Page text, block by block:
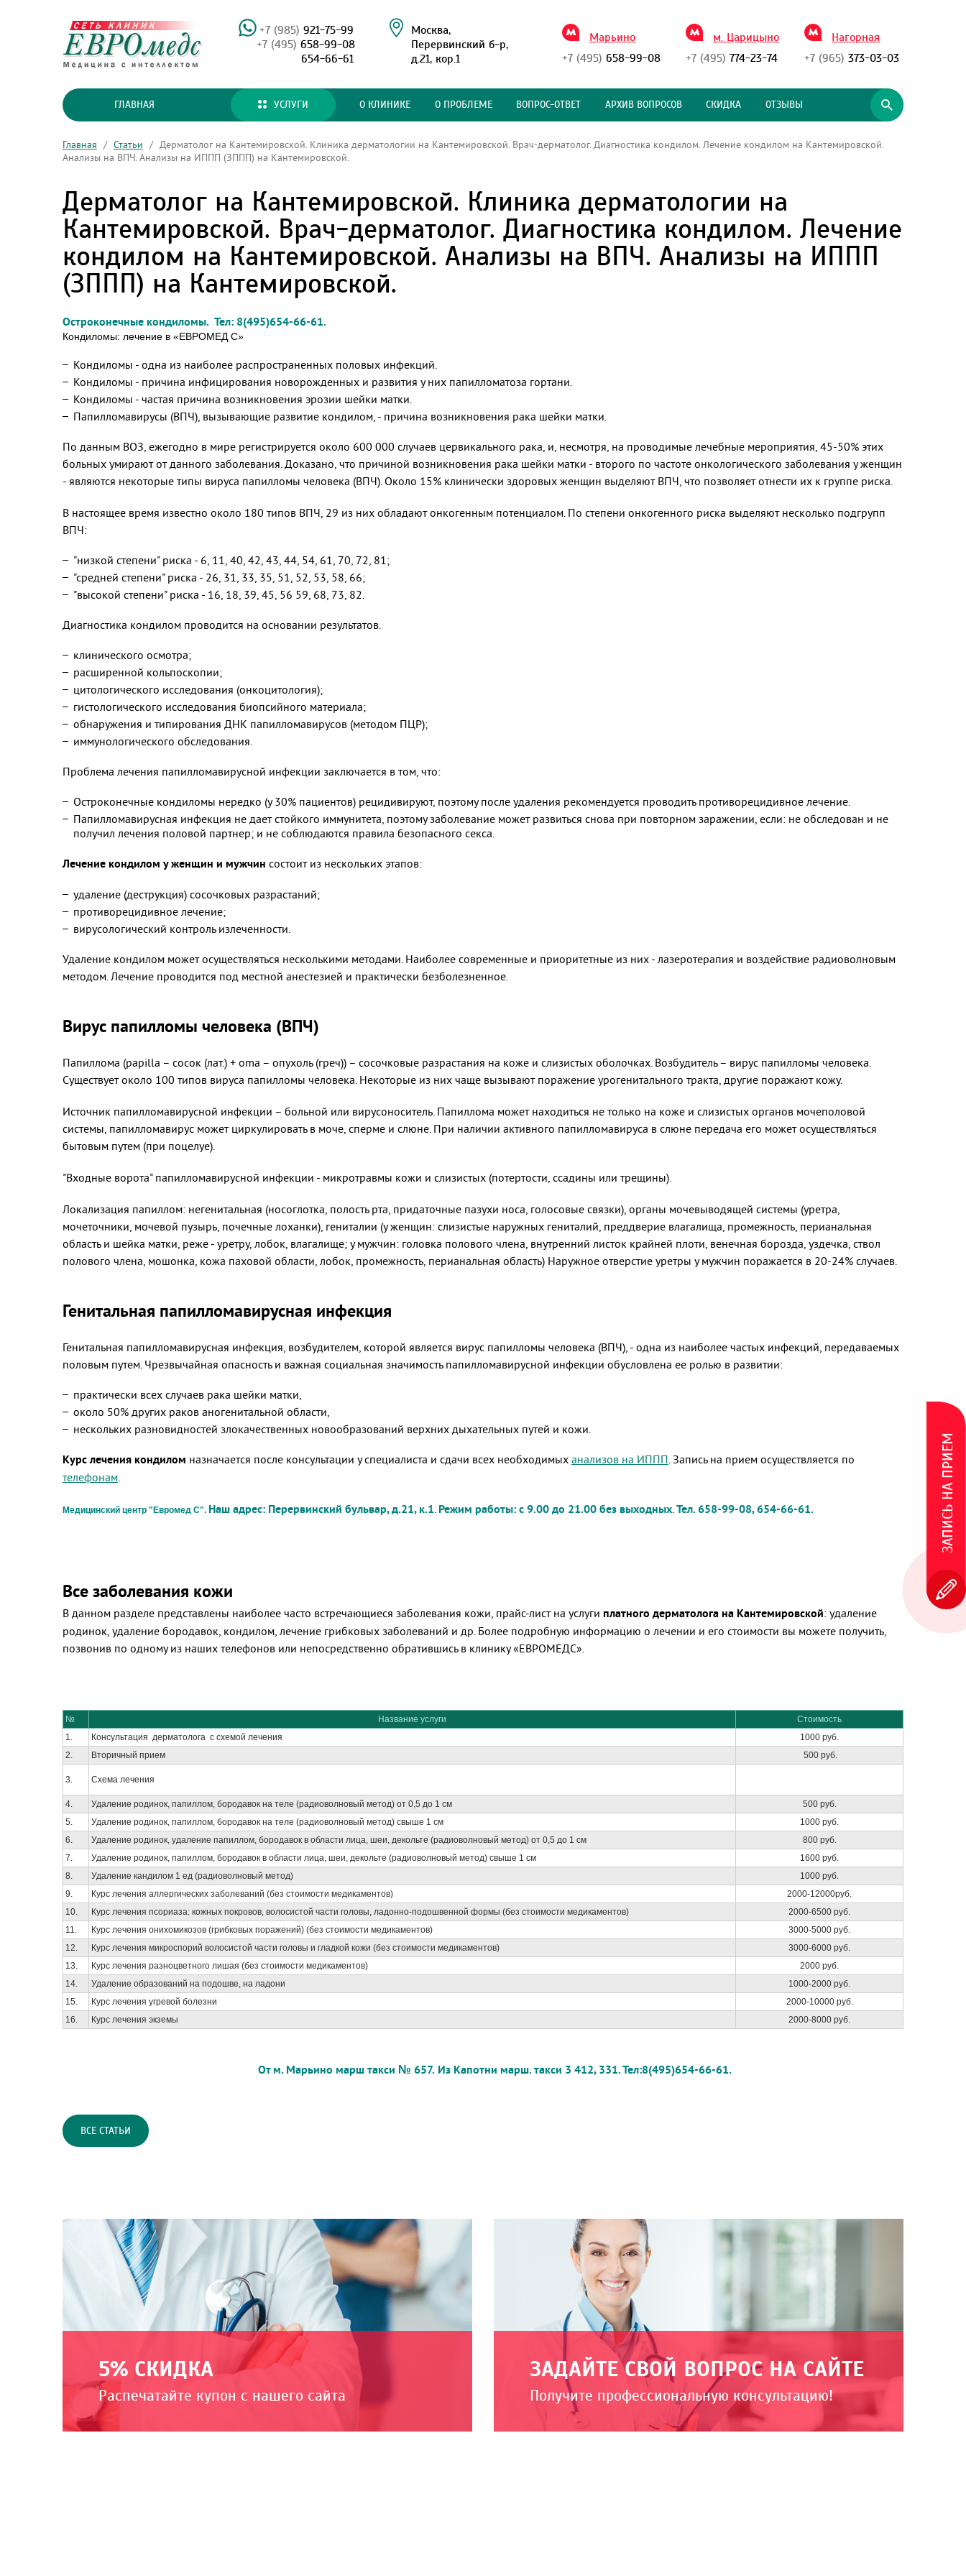
+7 (985) 921-75-99
+7 (495) 658-99-08
654-66-61
Москва,
Перервинский б-р,
д.21, кор.1
Марьино
+7 (495) 658-99-08
м. Царицыно
+7 (495) 774-23-74
Нагорная
+7 (965) 373-03-03
ГЛАВНАЯ УСЛУГИ О КЛИНИКЕ О ПРОБЛЕМЕ ВОПРОС-ОТВЕТ АРХИВ ВОПРОСОВ СКИДКА ОТЗЫВЫ
Главная / Статьи / Дерматолог на Кантемировской. Клиника дерматологии на Кантемировской. Врач-дерматолог. Диагностика кондилом. Лечение кондилом на Кантемировской.
Анализы на ВПЧ. Анализы на ИППП (ЗППП) на Кантемировской.
Дерматолог на Кантемировской. Клиника дерматологии на
Кантемировской. Врач-дерматолог. Диагностика кондилом. Лечение
кондилом на Кантемировской. Анализы на ВПЧ. Анализы на ИППП
(ЗППП) на Кантемировской.
Остроконечные кондиломы. Тел: 8(495)654-66-61.
Кондиломы: лечение в «ЕВРОМЕД С»
Кондиломы - одна из наиболее распространенных половых инфекций.
Кондиломы - причина инфицирования новорожденных и развития у них папилломатоза гортани.
Кондиломы - частая причина возникновения эрозии шейки матки.
Папилломавирусы (ВПЧ), вызывающие развитие кондилом, - причина возникновения рака шейки матки.
По данным ВОЗ, ежегодно в мире регистрируется около 600 000 случаев цервикального рака, и, несмотря, на проводимые лечебные мероприятия, 45-50% этих
больных умирают от данного заболевания. Доказано, что причиной возникновения рака шейки матки - второго по частоте онкологического заболевания у женщин
- являются некоторые типы вируса папилломы человека (ВПЧ). Около 15% клинически здоровых женщин выделяют ВПЧ, что позволяет отнести их к группе риска.
В настоящее время известно около 180 типов ВПЧ, 29 из них обладают онкогенным потенциалом. По степени онкогенного риска выделяют несколько подгрупп
ВПЧ:
"низкой степени" риска - 6, 11, 40, 42, 43, 44, 54, 61, 70, 72, 81;
"средней степени" риска - 26, 31, 33, 35, 51, 52, 53, 58, 66;
"высокой степени" риска - 16, 18, 39, 45, 56 59, 68, 73, 82.
Диагностика кондилом проводится на основании результатов.
клинического осмотра;
расширенной кольпоскопии;
цитологического исследования (онкоцитология);
гистологического исследования биопсийного материала;
обнаружения и типирования ДНК папилломавирусов (методом ПЦР);
иммунологического обследования.
Проблема лечения папилломавирусной инфекции заключается в том, что:
Остроконечные кондиломы нередко (у 30% пациентов) рецидивируют, поэтому после удаления рекомендуется проводить противорецидивное лечение.
Папилломавирусная инфекция не дает стойкого иммунитета, поэтому заболевание может развиться снова при повторном заражении, если: не обследован и не
получил лечения половой партнер; и не соблюдаются правила безопасного секса.
Лечение кондилом у женщин и мужчин состоит из нескольких этапов:
удаление (деструкция) сосочковых разрастаний;
противорецидивное лечение;
вирусологический контроль излеченности.
Удаление кондилом может осуществляться несколькими методами. Наиболее современные и приоритетные из них - лазеротерапия и воздействие радиоволновым
методом. Лечение проводится под местной анестезией и практически безболезненное.
Вирус папилломы человека (ВПЧ)
Папиллома (papilla – сосок (лат.) + oma – опухоль (греч)) – сосочковые разрастания на коже и слизистых оболочках. Возбудитель – вирус папилломы человека.
Существует около 100 типов вируса папилломы человека. Некоторые из них чаще вызывают поражение урогенитального тракта, другие поражают кожу.
Источник папилломавирусной инфекции – больной или вирусоноситель. Папиллома может находиться не только на коже и слизистых органов мочеполовой
системы, папилломавирус может циркулировать в моче, сперме и слюне. При наличии активного папилломавируса в слюне передача его может осуществляться
бытовым путем (при поцелуе).
"Входные ворота" папилломавирусной инфекции - микротравмы кожи и слизистых (потертости, ссадины или трещины).
Локализация папиллом: негенитальная (носоглотка, полость рта, придаточные пазухи носа, голосовые связки), органы мочевыводящей системы (уретра,
мочеточники, мочевой пузырь, почечные лоханки), гениталии (у женщин: слизистые наружных гениталий, преддверие влагалища, промежность, перианальная
область и шейка матки, реже - уретру, лобок, влагалище; у мужчин: головка полового члена, внутренний листок крайней плоти, венечная борозда, уздечка, ствол
полового члена, мошонка, кожа паховой области, лобок, промежность, перианальная область) Наружное отверстие уретры у мужчин поражается в 20-24% случаев.
Генитальная папилломавирусная инфекция
Генитальная папилломавирусная инфекция, возбудителем, которой является вирус папилломы человека (ВПЧ), - одна из наиболее частых инфекций, передаваемых
половым путем. Чрезвычайная опасность и важная социальная значимость папилломавирусной инфекции обусловлена ее ролью в развитии:
практически всех случаев рака шейки матки,
около 50% других раков аногенитальной области,
нескольких разновидностей злокачественных новообразований верхних дыхательных путей и кожи.
Курс лечения кондилом назначается после консультации у специалиста и сдачи всех необходимых анализов на ИППП. Запись на прием осуществляется по
телефонам.
Медицинский центр "Евромед С". Наш адрес: Перервинский бульвар, д.21, к.1. Режим работы: с 9.00 до 21.00 без выходных.Тел. 658-99-08, 654-66-61.
Все заболевания кожи
В данном разделе представлены наиболее часто встречающиеся заболевания кожи, прайс-лист на услуги платного дерматолога на Кантемировской: удаление
родинок, удаление бородавок, кондилом, лечение грибковых заболеваний и др. Более подробную информацию о лечении и его стоимости вы можете получить,
позвонив по одному из наших телефонов или непосредственно обратившись в клинику «ЕВРОМЕДС».
№ Название услуги
Стоимость
1.
Консультация дерматолога с схемой лечения
1000 руб.
2.
Вторичный прием 500 руб.
3. Схема лечения
4. Удаление родинок, папиллом, бородавок на теле (радиоволновый метод) от 0,5 до 1 см
500 руб.
5.
Удаление родинок, папиллом, бородавок на теле (радиоволновый метод) свыше 1 см
1000 руб.
6.
Удаление родинок, удаление папиллом, бородавок в области лица, шеи, декольте (радиоволновый метод) от 0,5 до 1 см
800 руб.
7.
Удаление родинок, папиллом, бородавок в области лица, шеи, декольте (радиоволновый метод) свыше 1 см
1600 руб.
8.
Удаление кандилом 1 ед (радиоволновый метод)
1000 руб.
9.
Курс лечения аллергических заболеваний (без стоимости медикаментов)
2000-12000руб.
10.
Курс лечения псориаза: кожных покровов, волосистой части головы, ладонно-подошвенной формы (без стоимости медикаментов)
2000-6500 руб.
11.
Курс лечения онихомикозов (грибковых поражений) (без стоимости медикаментов)
3000-5000 руб.
12.
Курс лечения микроспорий волосистой части головы и гладкой кожи (без стоимости медикаментов)
3000-6000 руб.
13.
Курс лечения разноцветного лишая (без стоимости медикаментов)
2000 руб.
14.
Удаление образований на подошве, на ладони
1000-2000 руб.
15.
Курс лечения угревой болезни
2000-10000 руб.
16.
Курс лечения экземы 2000-8000 руб.
От м. Марьино марш такси № 657. Из Капотни марш. такси 3 412, 331. Тел:8(495)654-66-61.
ВСЕ СТАТЬИ
5% СКИДКА
Распечатайте купон с нашего сайта
ЗАДАЙТЕ СВОЙ ВОПРОС НА САЙТЕ
Получите профессиональную консультацию!
ЗАПИСЬ НА ПРИЕМ